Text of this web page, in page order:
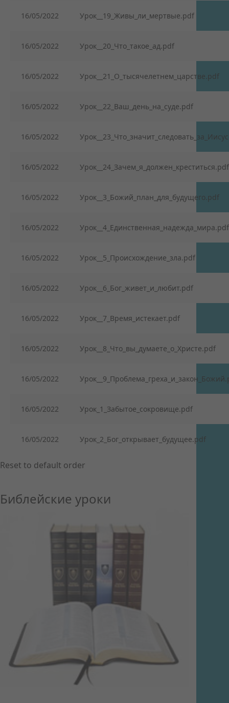
16/05/2022 Урок__19_Живы_ли_мертвые.pdf
16/05/2022 Урок__20_Что_такое_ад.pdf
16/05/2022 Урок__21_О_тысячелетнем_царстве.pdf
16/05/2022 Урок__22_Ваш_день_на_суде.pdf
16/05/2022
16/05/2022 Урок__24_Зачем_я_должен_креститься.pdf
16/05/2022 Урок__3_Божий_план_для_будущего.pdf
16/05/2022 Урок__4_Единственная_надежда_мира.pdf
16/05/2022 Урок__5_Происхождение_зла.pdf
16/05/2022 Урок__6_Бог_живет_и_любит.pdf
16/05/2022 Урок__7_Время_истекает.pdf
16/05/2022 Урок__8_Что_вы_думаете_о_Христе.pdf
16/05/2022
16/05/2022 Урок_1_Забытое_сокровище.pdf
16/05/2022 Урок_2_Бог_открывает_будущее.pdf
Reset to default order
Библейские уроки